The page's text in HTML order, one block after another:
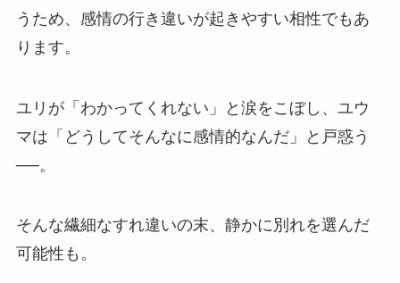
うため、感情の行き違いが起きやすい相性でもあ
ります。
ユリが「わかってくれない」と涙をこぼし、ユウ
マは「どうしてそんなに感情的なんだ」と戸惑う
──。
そんな繊細なすれ違いの末、静かに別れを選んだ
可能性も。